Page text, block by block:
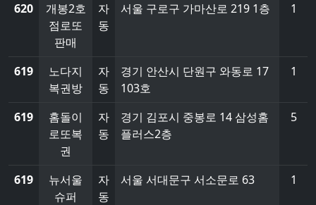
620
개봉2호
점로또
판매
자
동
서울 구로구 가마산로 219 1층 1
619
노다지
복권방
자
동
경기 안산시 단원구 와동로 17
103호
1
619
홈돌이
로또복
권
자
동
경기 김포시 중봉로 14 삼성홈
플러스2층
5
619
뉴서울
슈퍼
자
동
서울 서대문구 서소문로 63 1